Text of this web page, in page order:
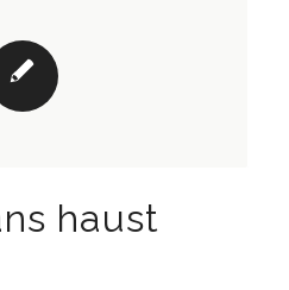
haust